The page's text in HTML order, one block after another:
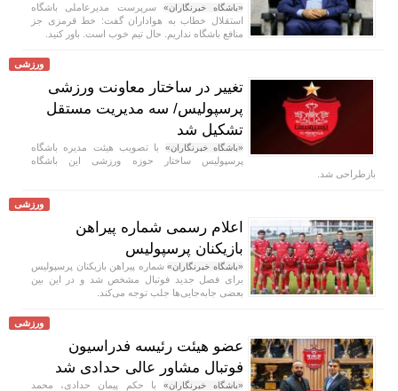
«باشگاه خبرنگاران» سرپرست مدیرعاملی باشگاه
استقلال خطاب به هواداران گفت: خط قرمزی جز
منافع باشگاه نداریم. حال تیم خوب است. باور کنید.
ورزشی
تغییر در ساختار معاونت ورزشی
پرسپولیس/ سه مدیریت مستقل
تشکیل شد
«باشگاه خبرنگاران» با تصویب هیئت مدیره باشگاه
پرسپولیس ساختار حوزه ورزشی این باشگاه
بازطراحی شد.
ورزشی
اعلام رسمی شماره پیراهن
بازیکنان پرسپولیس
«باشگاه خبرنگاران»شماره پیراهن بازیکنان پرسپولیس
برای فصل جدید فوتبال مشخص شد و در این بین
بعضی جابه‌جایی‌ها جلب توجه می‌کند.
ورزشی
عضو هیئت رئیسه فدراسیون
فوتبال مشاور عالی حدادی شد
«باشگاه خبرنگاران» با حکم پیمان حدادی، محمد